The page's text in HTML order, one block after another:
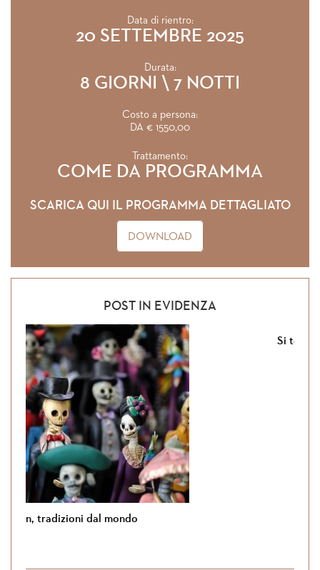
Data di rientro:
20 SETTEMBRE 2025
Durata:
8 GIORNI \ 7 NOTTI
Costo a persona:
DA € 1550,00
Trattamento:
COME DA PROGRAMMA
SCARICA QUI IL PROGRAMMA DETTAGLIATO
DOWNLOAD
POST IN EVIDENZA
Si torna in Giordania